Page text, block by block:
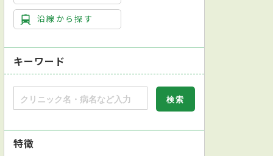
沿線から探す
キーワード
特徴